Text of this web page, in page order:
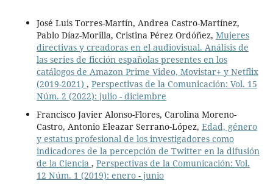
José Luis Torres-Martín, Andrea Castro-Martínez,
Pablo Díaz-Morilla, Cristina Pérez Ordóñez, Mujeres
directivas y creadoras en el audiovisual. Análisis de
las series de ficción españolas presentes en los
catálogos de Amazon Prime Video, Movistar+ y Netflix
(2019-2021) , Perspectivas de la Comunicación: Vol. 15
Núm. 2 (2022): julio - diciembre
Francisco Javier Alonso-Flores, Carolina Moreno-
Castro, Antonio Eleazar Serrano-López, Edad, género
y estatus profesional de los investigadores como
indicadores de la percepción de Twitter en la difusión
de la Ciencia , Perspectivas de la Comunicación: Vol.
12 Núm. 1 (2019): enero - junio